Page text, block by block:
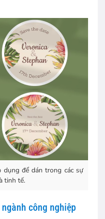
dụng để dán trong các sự
tinh tế.
công nghiệp